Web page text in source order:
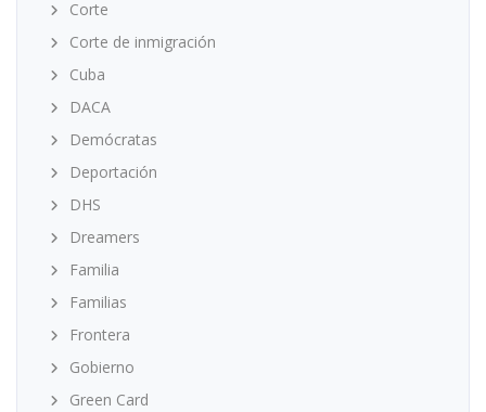
Corte
Corte de inmigración
Cuba
DACA
Demócratas
Deportación
DHS
Dreamers
Familia
Familias
Frontera
Gobierno
Green Card